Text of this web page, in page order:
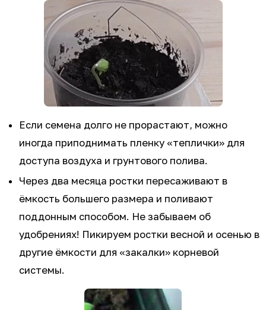
Если семена долго не прорастают, можно
иногда приподнимать пленку «теплички» для
доступа воздуха и грунтового полива.
Через два месяца ростки пересаживают в
ёмкость большего размера и поливают
поддонным способом. Не забываем об
удобрениях! Пикируем ростки весной и осенью в
другие ёмкости для «закалки» корневой
системы.